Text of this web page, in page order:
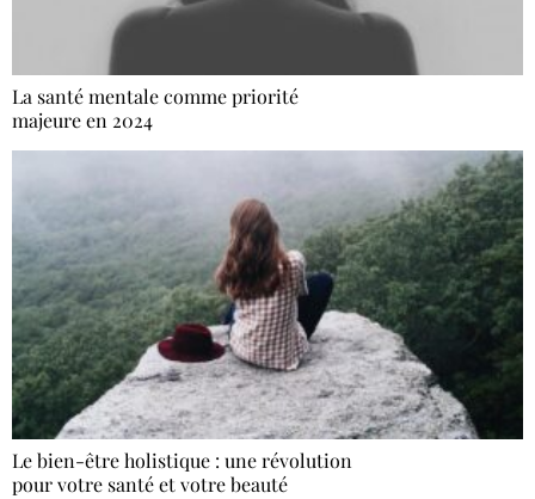
La santé mentale comme priorité
majeure en 2024
Le bien-être holistique : une révolution
pour votre santé et votre beauté